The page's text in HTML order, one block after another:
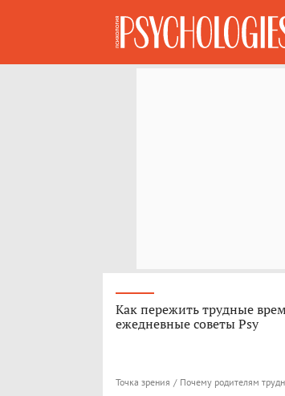
Как пережить трудные
ежедневные советы Psy
Точка зрения / Почему родителям